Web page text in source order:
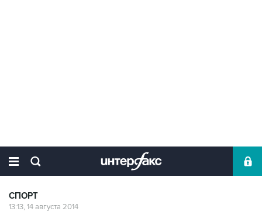
СПОРТ
13:13, 14 августа 2014